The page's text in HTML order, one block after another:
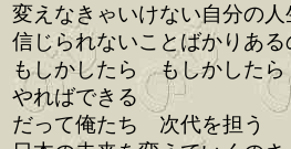
変えなきゃいけない自分の人
信じられないことばかりある
もしかしたら もしかしたら
やればできる
だって俺たち 次代を担う